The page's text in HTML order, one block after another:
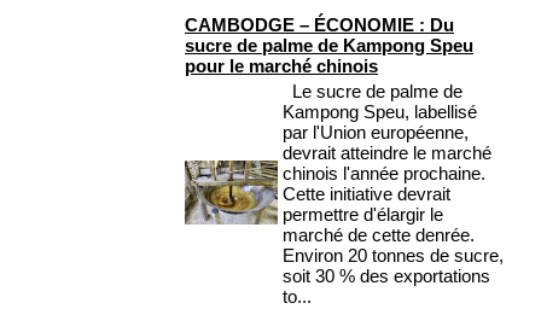
CAMBODGE – ÉCONOMIE : Du
sucre de palme de Kampong Speu
pour le marché chinois
Le sucre de palme de
Kampong Speu, labellisé
par l'Union européenne,
devrait atteindre le marché
chinois l'année prochaine.
Cette initiative devrait
permettre d'élargir le
marché de cette denrée.
Environ 20 tonnes de sucre,
soit 30 % des exportations
to...